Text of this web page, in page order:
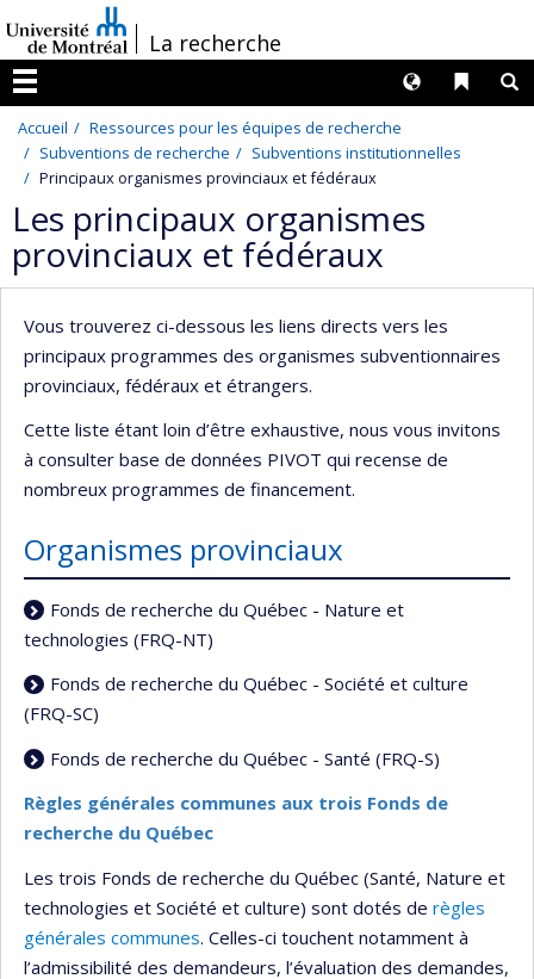
au
contenu
/La recherche
Menu
Liens
Langues
Accueil
Ressources pour les équipes de recherche
Subventions de recherche
Subventions institutionnelles
Principaux organismes provinciaux et fédéraux
Les principaux organismes
provinciaux et fédéraux
Vous trouverez ci-dessous les liens directs vers les
principaux programmes des organismes subventionnaires
provinciaux, fédéraux et étrangers.
Cette liste étant loin d’être exhaustive, nous vous invitons
à consulter base de données PIVOT qui recense de
nombreux programmes de financement.
Organismes provinciaux
Fonds de recherche du Québec - Nature et
technologies (FRQ-NT)
Fonds de recherche du Québec - Société et culture
(FRQ-SC)
Fonds de recherche du Québec - Santé (FRQ-S)
Règles générales communes aux trois Fonds de
recherche du Québec
Les trois Fonds de recherche du Québec (Santé, Nature et
technologies et Société et culture) sont dotés de règles
générales communes. Celles-ci touchent notamment à
l’admissibilité des demandeurs, l’évaluation des demandes,